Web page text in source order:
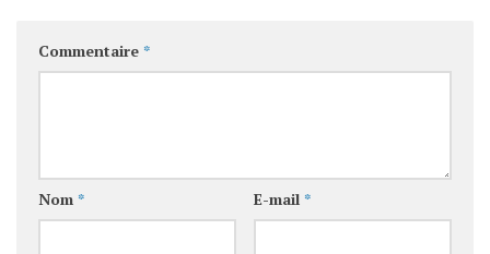
Commentaire *
Nom * E-mail *